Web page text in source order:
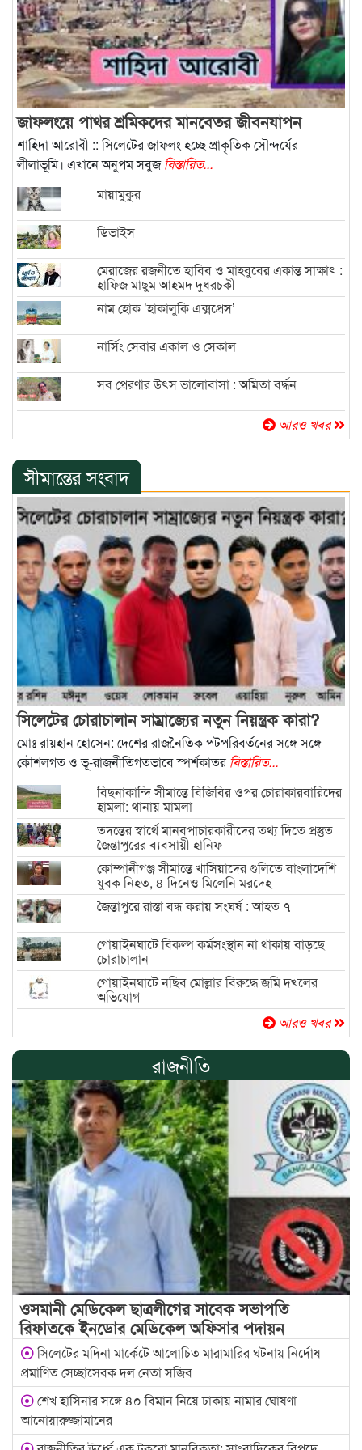
জাফলংয়ে পাথর শ্রমিকদের মানবেতর জীবনযাপন
শাহিদা আরোবী :: সিলেটের জাফলং হচ্ছে প্রাকৃতিক সৌন্দর্যের
লীলাভূমি। এখানে অনুপম সবুজবিস্তারিত...
মায়ামুকুর
ডিভাইস
মেরাজের রজনীতে হাবিব ও মাহবুবের একান্ত সাক্ষাৎ :
হাফিজ মাছুম আহমদ দুধরচকী
নাম হোক ‌’হাকালুকি এক্সপ্রেস’
নার্সিং সেবার একাল ও সেকাল
সব প্রেরণার উৎস ভালোবাসা : অমিতা বর্দ্ধন
আরও খবর
সীমান্তের সংবাদ
সিলেটের চোরাচালান সাম্রাজ্যের নতুন নিয়ন্ত্রক কারা?
মোঃ রায়হান হোসেন: দেশের রাজনৈতিক পটপরিবর্তনের সঙ্গে সঙ্গে
কৌশলগত ও ভূ-রাজনীতিগতভাবে স্পর্শকাতর বিস্তারিত...
বিছনাকান্দি সীমান্তে বিজিবির ওপর চোরাকারবারিদের
হামলা: থানায় মামলা
তদন্তের স্বার্থে মানবপাচারকারীদের তথ্য দিতে প্রস্তুত
জৈন্তাপুরের ব্যবসায়ী হানিফ
কোম্পানীগঞ্জ সীমান্তে খাসিয়াদের গুলিতে বাংলাদেশি
যুবক নিহত, ৪ দিনেও মিলেনি মরদেহ
জৈন্তাপুরে রাস্তা বন্ধ করায় সংঘর্ষ : আহত ৭
গোয়াইনঘাটে বিকল্প কর্মসংস্থান না থাকায় বাড়ছে
চোরাচালান
গোয়াইনঘাটে নছিব মোল্লার বিরুদ্ধে জমি দখলের
অভিযোগ
আরও খবর
রাজনীতি
ওসমানী মেডিকেল ছাত্রলীগের সাবেক সভাপতি
রিফাতকে ইনডোর মেডিকেল অফিসার পদায়ন
সিলেটের মদিনা মার্কেটে আলোচিত মারামারির ঘটনায় নির্দোষ
প্রমাণিত সেচ্ছাসেবক দল নেতা সজিব
শেখ হাসিনার সঙ্গে ৪০ বিমান নিয়ে ঢাকায় নামার ঘোষণা
আনোয়ারুজ্জামানের